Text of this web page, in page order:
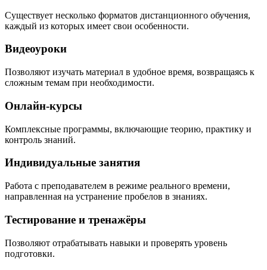
Существует несколько форматов дистанционного обучения,
каждый из которых имеет свои особенности.
Видеоуроки
Позволяют изучать материал в удобное время, возвращаясь к
сложным темам при необходимости.
Онлайн-курсы
Комплексные программы, включающие теорию, практику и
контроль знаний.
Индивидуальные занятия
Работа с преподавателем в режиме реального времени,
направленная на устранение пробелов в знаниях.
Тестирование и тренажёры
Позволяют отрабатывать навыки и проверять уровень
подготовки.